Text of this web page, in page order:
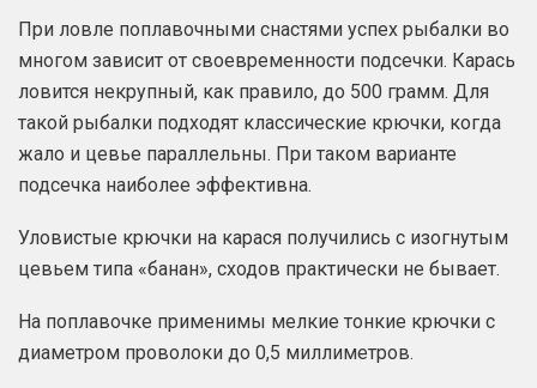
При ловле поплавочными снастями успех рыбалки во
многом зависит от своевременности подсечки. Карась
ловится некрупный, как правило, до 500 грамм. Для
такой рыбалки подходят классические крючки, когда
жало и цевье параллельны. При таком варианте
подсечка наиболее эффективна.
Уловистые крючки на карася получились с изогнутым
цевьем типа «банан», сходов практически не бывает.
На поплавочке применимы мелкие тонкие крючки с
диаметром проволоки до 0,5 миллиметров.